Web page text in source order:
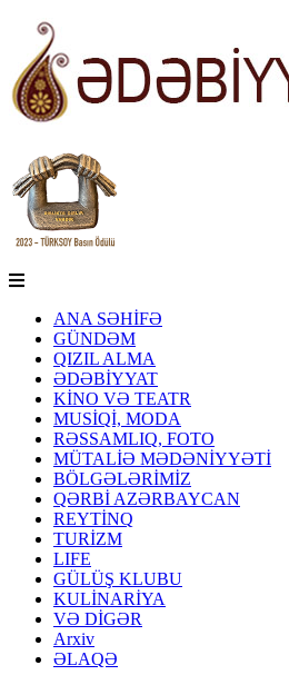
ANA SƏHİFƏ
GÜNDƏM
QIZIL ALMA
ƏDƏBİYYAT
KİNO VƏ TEATR
MUSİQİ, MODA
RƏSSAMLIQ, FOTO
MÜTALİƏ MƏDƏNİYYƏTİ
BÖLGƏLƏRİMİZ
QƏRBİ AZƏRBAYCAN
REYTİNQ
TURİZM
LIFE
GÜLÜŞ KLUBU
KULİNARİYA
VƏ DİGƏR
Arxiv
ƏLAQƏ